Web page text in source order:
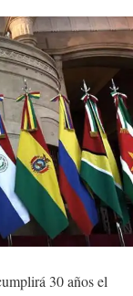
30 años el